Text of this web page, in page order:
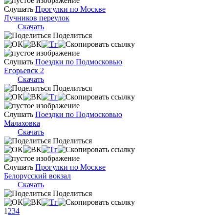
Слушать Прогулки по Москве
Лучников переулок
Скачать
Поделиться
Слушать Поездки по Подмосковью
Егорьевск 2
Скачать
Поделиться
Слушать Поездки по Подмосковью
Малаховка
Скачать
Поделиться
Слушать Прогулки по Москве
Белорусский вокзал
Скачать
Поделиться
1 234